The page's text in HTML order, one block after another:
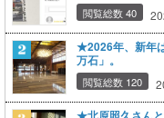
閲覧総数 40
★2026年、新年
万石」。
閲覧総数 120